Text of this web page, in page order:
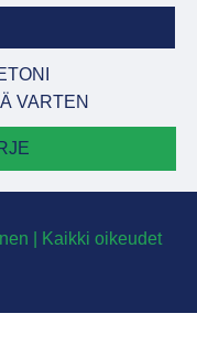
VARTEN
| Kaikki oikeudet